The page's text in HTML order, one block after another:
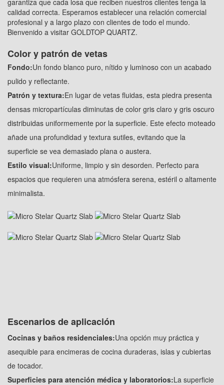
calidad correcta. Esperamos establecer una relación comercial
profesional y a largo plazo con clientes de todo el mundo.
Bienvenido a visitar GOLDTOP QUARTZ.
Color y patrón de vetas
Fondo:Un fondo blanco puro, nítido y luminoso con un acabado
pulido y reflectante.
Patrón y textura:En lugar de vetas fluidas, esta piedra presenta
densas micropartículas diminutas de color gris claro y gris oscuro
distribuidas uniformemente por la superficie. Este efecto moteado
añade una profundidad y textura sutiles, evitando que la
superficie se vea demasiado plana o austera.
Estilo visual:Uniforme, limpio y sin desorden. Perfecto para
espacios que requieren una atmósfera serena, estéril o altamente
minimalista.
Escenarios de aplicación
Cocinas y baños residenciales:Una opción muy práctica y
asequible para encimeras de cocina duraderas, islas y cubiertas
de tocador.
Superficies para atención médica y laboratorios:La superficie